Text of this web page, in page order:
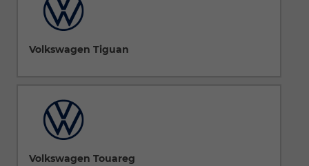
Volkswagen Tiguan
Volkswagen Touareg